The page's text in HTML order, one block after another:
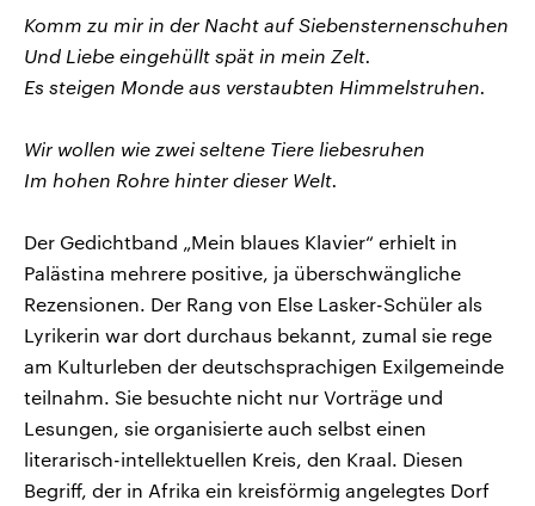
Komm zu mir in der Nacht auf Siebensternenschuhen
Und Liebe eingehüllt spät in mein Zelt.
Es steigen Monde aus verstaubten Himmelstruhen.
Wir wollen wie zwei seltene Tiere liebesruhen
Im hohen Rohre hinter dieser Welt.
Der Gedichtband „Mein blaues Klavier“ erhielt in
Palästina mehrere positive, ja überschwängliche
Rezensionen. Der Rang von Else Lasker-Schüler als
Lyrikerin war dort durchaus bekannt, zumal sie rege
am Kulturleben der deutschsprachigen Exilgemeinde
teilnahm. Sie besuchte nicht nur Vorträge und
Lesungen, sie organisierte auch selbst einen
literarisch-intellektuellen Kreis, den Kraal. Diesen
Begriff, der in Afrika ein kreisförmig angelegtes Dorf